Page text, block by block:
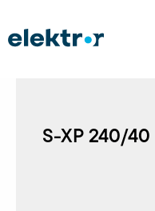
S-XP 240/40